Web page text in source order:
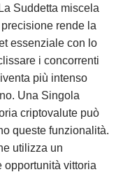
Suddetta miscela
rende la
essenziale con lo
i concorrenti
più intenso
Una Singola
criptovalute può
queste funzionalità.
utilizza un
opportunità vittoria